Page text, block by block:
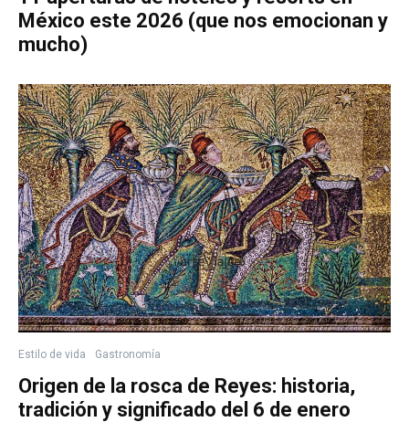
México este 2026 (que nos emocionan y
mucho)
Estilo de vida Gastronomía
Origen de la rosca de Reyes: historia,
tradición y significado del 6 de enero